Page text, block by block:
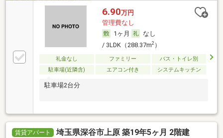
6.90万円
管理費なし
1ヶ月
なし
/ 3LDK（288.37m2）
礼金なし ファミリー
バス・トイレ別
駐車場(近隣含)
エアコン付き システムキッチン
駐車場2台分
賃貸アパート 埼玉県深谷市上原 築19年5ヶ月 2階建